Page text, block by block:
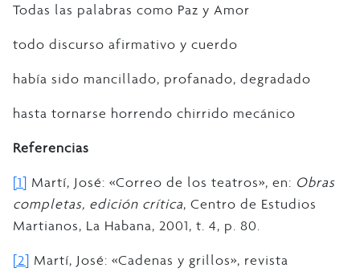
Todas las palabras como Paz y Amor
todo discurso afirmativo y cuerdo
había sido mancillado, profanado, degradado
hasta tornarse horrendo chirrido mecánico
Referencias
[1] Martí, José: «Correo de los teatros», en: Obras
completas, edición crítica, Centro de Estudios
Martianos, La Habana, 2001, t. 4, p. 80.
[2] Martí, José: «Cadenas y grillos», revista